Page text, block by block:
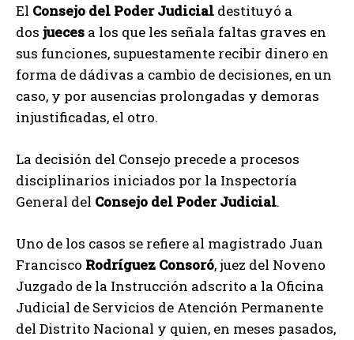
El Consejo del Poder Judicial destituyó a
dos jueces a los que les señala faltas graves en
sus funciones, supuestamente recibir dinero en
forma de dádivas a cambio de decisiones, en un
caso, y por ausencias prolongadas y demoras
injustificadas, el otro.
La decisión del Consejo precede a procesos
disciplinarios iniciados por la Inspectoría
General del Consejo del Poder Judicial.
Uno de los casos se refiere al magistrado Juan
Francisco Rodríguez Consoró, juez del Noveno
Juzgado de la Instrucción adscrito a la Oficina
Judicial de Servicios de Atención Permanente
del Distrito Nacional y quien, en meses pasados,